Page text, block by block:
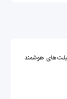
هوشمند